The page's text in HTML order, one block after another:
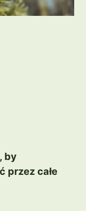
by
przez całe